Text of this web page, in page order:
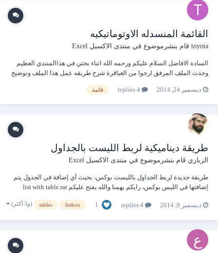
القائمة المنسدله الاوتوماتيكيه
toyota قام بنشرموضوع في منتدى الاكسيل Excel
السادة الافاضل السلام عليكم ورحمه الله اثناء بحثي في هذاالمنتدي العظيم
وجدت الملف المرفق ارجوا من العباقرة شرح طريقه عمل هذا الملف وتوضيح
ولكم جزيل الشكر وفي انتظار تفاعلكم Automatically Add to a Data
ديسمبر 24, 2014 قائمة
طريقة ديناميكية لربط الليست بالجداول
الزباري قام بنشرموضوع في منتدى الاكسيل Excel
طريقة جديدة لربط الجداول بالليست بوكس، بحيث أي إضافة في الجدول يتم
إضافتها في الليس بوكس، رايكم يهمنا والله يفتح عليكم list with table.rar
ديسمبر 9, 2014 1
listbox
tables (و3 أكثر)